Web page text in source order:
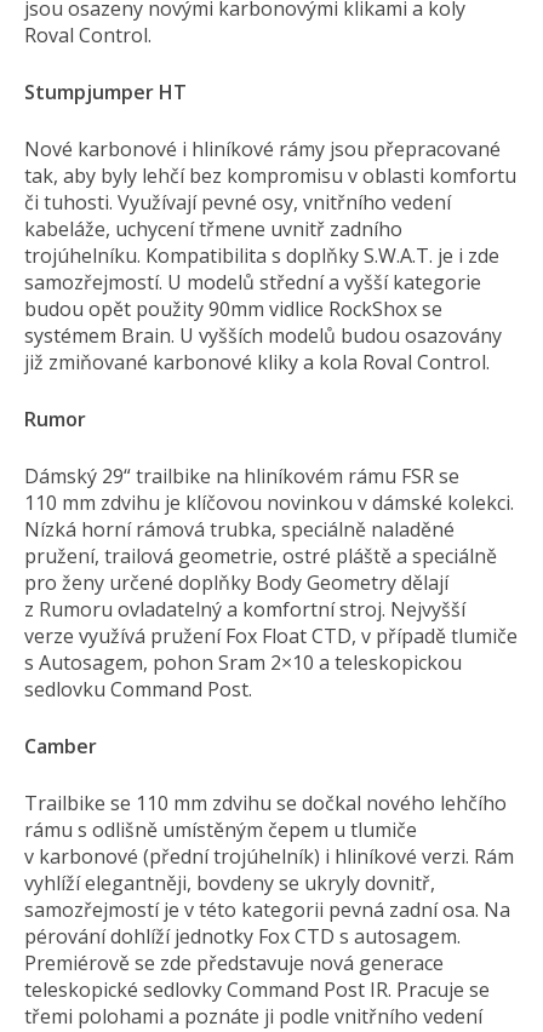
jsou osazeny novými karbonovými klikami a koly
Roval Control.
Stumpjumper HT
Nové karbonové i hliníkové rámy jsou přepracované
tak, aby byly lehčí bez kompromisu v oblasti komfortu
či tuhosti. Využívají pevné osy, vnitřního vedení
kabeláže, uchycení třmene uvnitř zadního
trojúhelníku. Kompatibilita s doplňky S.W.A.T. je i zde
samozřejmostí. U modelů střední a vyšší kategorie
budou opět použity 90mm vidlice RockShox se
systémem Brain. U vyšších modelů budou osazovány
již zmiňované karbonové kliky a kola Roval Control.
Rumor
Dámský 29“ trailbike na hliníkovém rámu FSR se
110 mm zdvihu je klíčovou novinkou v dámské kolekci.
Nízká horní rámová trubka, speciálně naladěné
pružení, trailová geometrie, ostré pláště a speciálně
pro ženy určené doplňky Body Geometry dělají
z Rumoru ovladatelný a komfortní stroj. Nejvyšší
verze využívá pružení Fox Float CTD, v případě tlumiče
s Autosagem, pohon Sram 2×10 a teleskopickou
sedlovku Command Post.
Camber
Trailbike se 110 mm zdvihu se dočkal nového lehčího
rámu s odlišně umístěným čepem u tlumiče
v karbonové (přední trojúhelník) i hliníkové verzi. Rám
vyhlíží elegantněji, bovdeny se ukryly dovnitř,
samozřejmostí je v této kategorii pevná zadní osa. Na
pérování dohlíží jednotky Fox CTD s autosagem.
Premiérově se zde představuje nová generace
teleskopické sedlovky Command Post IR. Pracuje se
třemi polohami a poznáte ji podle vnitřního vedení